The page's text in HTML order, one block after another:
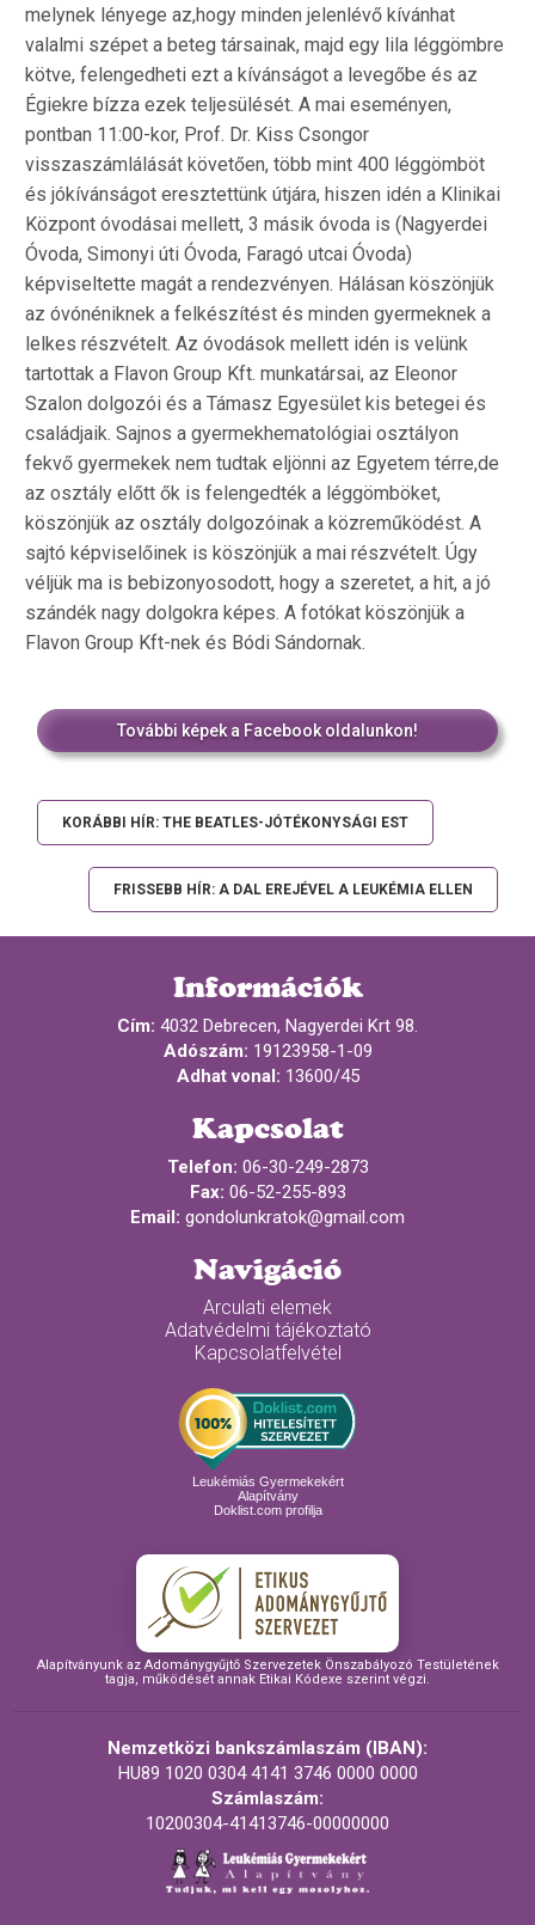
melynek lényege az,hogy minden jelenlévő kívánhat
valalmi szépet a beteg társainak, majd egy lila léggömbre
kötve, felengedheti ezt a kívánságot a levegőbe és az
Égiekre bízza ezek teljesülését. A mai eseményen,
pontban 11:00-kor, Prof. Dr. Kiss Csongor
visszaszámlálását követően, több mint 400 léggömböt
és jókívánságot eresztettünk útjára, hiszen idén a Klinikai
Központ óvodásai mellett, 3 másik óvoda is (Nagyerdei
Óvoda, Simonyi úti Óvoda, Faragó utcai Óvoda)
képviseltette magát a rendezvényen. Hálásan köszönjük
az óvónéniknek a felkészítést és minden gyermeknek a
lelkes részvételt. Az óvodások mellett idén is velünk
tartottak a Flavon Group Kft. munkatársai, az Eleonor
Szalon dolgozói és a Támasz Egyesület kis betegei és
családjaik. Sajnos a gyermekhematológiai osztályon
fekvő gyermekek nem tudtak eljönni az Egyetem térre,de
az osztály előtt ők is felengedték a léggömböket,
köszönjük az osztály dolgozóinak a közreműködést. A
sajtó képviselőinek is köszönjük a mai részvételt. Úgy
véljük ma is bebizonyosodott, hogy a szeretet, a hit, a jó
szándék nagy dolgokra képes. A fotókat köszönjük a
Flavon Group Kft-nek és Bódi Sándornak.
További képek a Facebook oldalunkon!
KORÁBBI HÍR: THE BEATLES-JÓTÉKONYSÁGI EST
FRISSEBB HÍR: A DAL EREJÉVEL A LEUKÉMIA ELLEN
Információk
Cím: 4032 Debrecen, Nagyerdei Krt 98.
Adószám: 19123958-1-09
Adhat vonal: 13600/45
Kapcsolat
Telefon: 06-30-249-2873
Fax: 06-52-255-893
Email: gondolunkratok@gmail.com
Navigáció
Arculati elemek
Adatvédelmi tájékoztató
Kapcsolatfelvétel
Leukémiás Gyermekekért
Alapítvány
Doklist.com profilja
Alapítványunk az Adománygyűjtő Szervezetek Önszabályozó Testületének
tagja, működését annak Etikai Kódexe szerint végzi.
Nemzetközi bankszámlaszám (IBAN):
HU89 1020 0304 4141 3746 0000 0000
Számlaszám:
10200304-41413746-00000000